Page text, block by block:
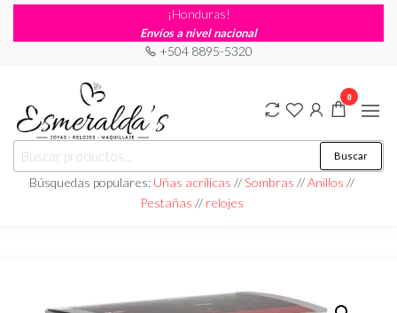
¡Honduras!
Envíos a nivel nacional
+504 8895-5320
Joyería
Esmeraldas
Joyería |
Maquillaje
|
Relojería
Buscar
Búsquedas populares: Uñas acrílicas //Sombras //Anillos //
Pestañas // relojes
0